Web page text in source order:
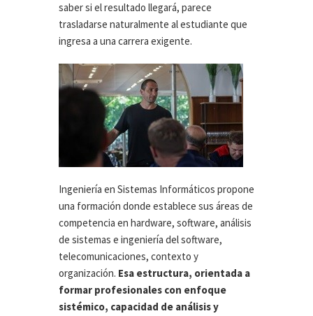
saber si el resultado llegará, parece
trasladarse naturalmente al estudiante que
ingresa a una carrera exigente.
Ingeniería en Sistemas Informáticos propone
una formación donde establece sus áreas de
competencia en hardware, software, análisis
de sistemas e ingeniería del software,
telecomunicaciones, contexto y
organización. Esa estructura, orientada a
formar profesionales con enfoque
sistémico, capacidad de análisis y